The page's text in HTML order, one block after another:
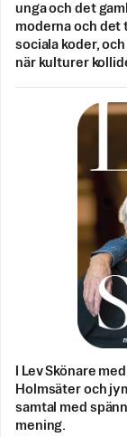
unga och det
moderna och det
sociala koder,
när kulturer
I Lev Skönare
Holmsäter och
samtal med
mening.